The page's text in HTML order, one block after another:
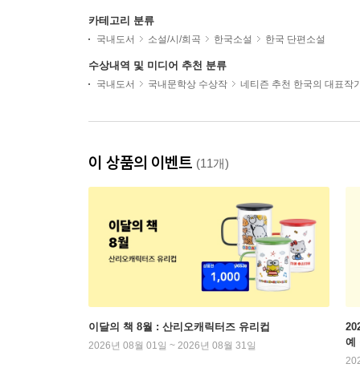
카테고리 분류
국내도서 소설/시/희곡 한국소설 한국 단편소설
수상내역 및 미디어 추천 분류
국내도서 국내문학상 수상작 네티즌 추천 한국의 대표작
이 상품의 이벤트 (11개)
이달의 책 8월 : 산리오캐릭터즈 유리컵
2026년 08월 01일 ~ 2026년 08월 31일
예